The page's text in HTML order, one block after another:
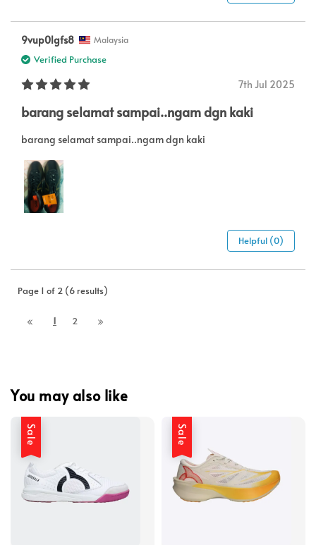
9vup0lgfs8 Malaysia
Verified Purchase
7th Jul 2025
barang selamat sampai..ngam dgn kaki
barang selamat sampai..ngam dgn kaki
Helpful (0)
Page 1 of 2 (6 results)
1 2
You may also like
Sale Sale